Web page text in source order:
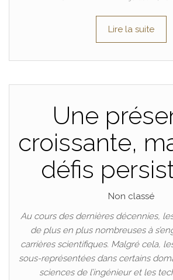
Lire la suite
Une
croissante,
défis
Non classé
Au cours des dernières décennies,
de plus en plus nombreuses à
carrières scientifiques. Malgré cela,
sous-représentées dans certains
sciences de l’ingénieur et les